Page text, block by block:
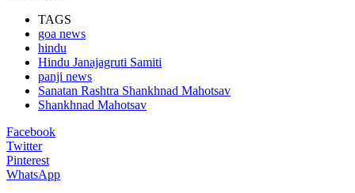
TAGS
goa news
hindu
Hindu Janajagruti Samiti
panji news
Sanatan Rashtra Shankhnad Mahotsav
Shankhnad Mahotsav
Facebook
Twitter
Pinterest
WhatsApp